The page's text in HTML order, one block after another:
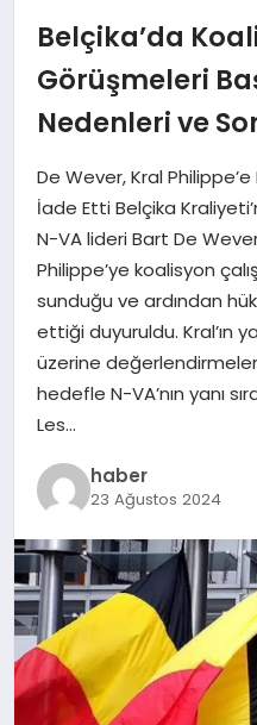
GÜNDEM
MAGAZIN
EĞITIM
TEKNOLOJI
Belçika’da
Görüşmeleri
Nedenleri ve
De Wever, Kral
İade Etti Belçika
N-VA lideri Bart De
Philippe’ye koalisyon
sunduğu ve ardından
ettiği duyuruldu. Kral’ın
üzerine
hedefle N-VA’nın yanı
Les…
haber
23 Ağustos 2024